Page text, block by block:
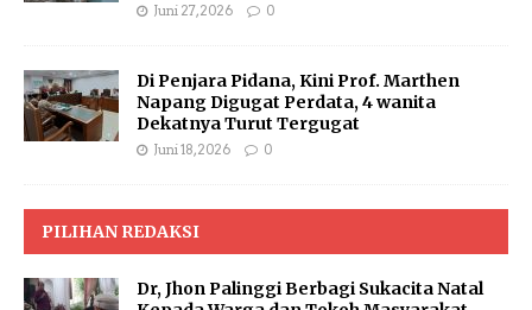
Juni 27, 2026 0
Di Penjara Pidana, Kini Prof. Marthen
Napang Digugat Perdata, 4 wanita
Dekatnya Turut Tergugat
Juni 18, 2026 0
PILIHAN REDAKSI
Dr, Jhon Palinggi Berbagi Sukacita Natal